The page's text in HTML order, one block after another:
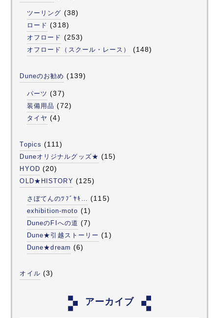
ツーリング (38)
ロード (318)
オフロード (253)
オフロード（スクール・レース） (148)
Duneのお勧め (139)
パーツ (37)
装備用品 (72)
タイヤ (4)
Topics (111)
Duneオリジナルグッズ★ (15)
HYOD (20)
OLD★HISTORY (125)
さぼてんのﾂﾌﾞﾔｷ… (115)
exhibition-moto (1)
DuneのFIへの道 (7)
Dune★引越ストーリー (1)
Dune★dream (6)
オイル (3)
アーカイブ